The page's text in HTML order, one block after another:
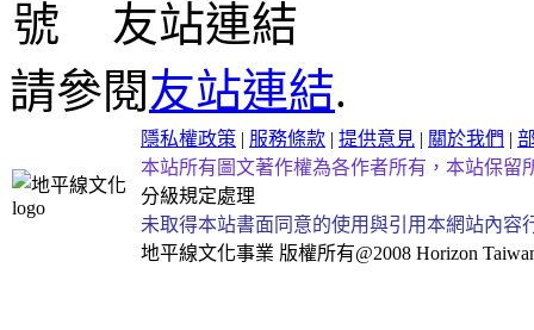
友站連結
請參閱友站連結.
隱私權政策 | 服務條款 | 提供意見 | 關於我們 |
本站所有圖文著作權為各作者所有，本站保留
分級規定處理
未取得本站書面同意的使用與引用本網站內
地平線文化事業 版權所有@2008 Horizon